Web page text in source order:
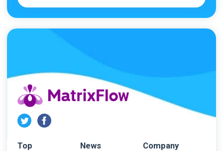
Top News
Company